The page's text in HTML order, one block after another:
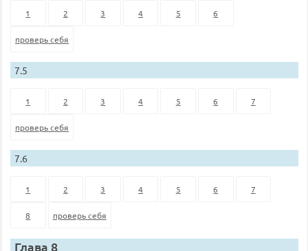
1 2 3 4 5 6
проверь себя
7.5
1 2 3 4 5 6 7
проверь себя
7.6
1 2 3 4 5 6 7
8 проверь себя
Глава 8